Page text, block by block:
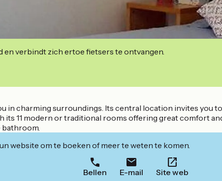
en verbindt zich ertoe fietsers te ontvangen.
in charming surroundings. Its central location invites you
11 modern or traditional rooms offering great comfort
bathroom.
website om te boeken of meer te weten te komen.
Bellen E-mail Site web